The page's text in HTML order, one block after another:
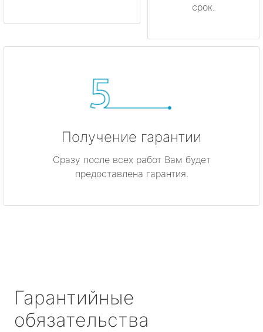
метро Мякинино
метро Кузьминки
метро Китай-город
метро Нагатинская
метро Каширская
метро Нагорная
срок.
Получение гарантии
Сразу после всех работ Вам будет
предоставлена гарантия.
Гарантийные
обязательства